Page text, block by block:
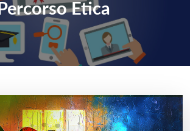
Percorso Etica